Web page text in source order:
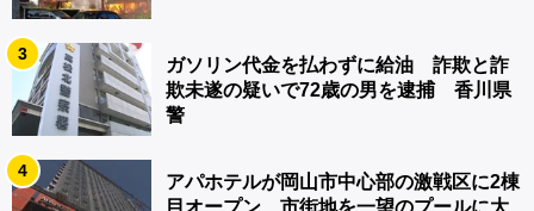
3
ガソリン代金を払わずに給油 詐欺と詐
欺未遂の疑いで72歳の男を逮捕 香川県
警
4
アパホテルが岡山市中心部の激戦区に2棟
目オープン 市街地を一望のプールに大